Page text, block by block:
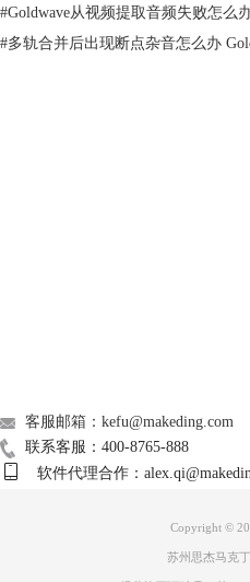
#Goldwave从视频提取音频失败怎么
#多轨合并后出现断点杂音怎么办
客服邮箱：kefu@makeding.com
联系客服：400-8765-888
软件代理合作：
Copyright ©
苏州思杰马克